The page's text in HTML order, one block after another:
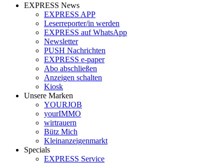
EXPRESS News
EXPRESS APP
Leserreporter/in werden
EXPRESS auf WhatsApp
Newsletter
PUSH Nachrichten
EXPRESS e-paper
Abo abschließen
Anzeigen schalten
Kiosk
Unsere Marken
YOURJOB
yourIMMO
wirtrauern
Bütz Mich
Kleinanzeigenmarkt
Specials
EXPRESS Service